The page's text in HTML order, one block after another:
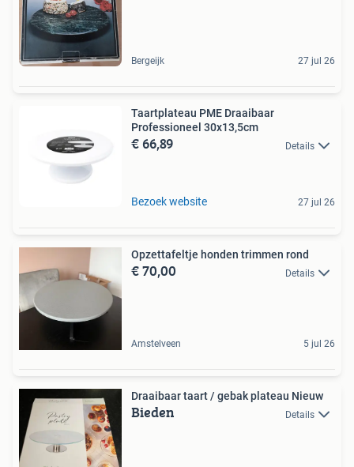
Bergeijk 27 jul 26
Taartplateau PME Draaibaar
Professioneel 30x13,5cm
€ 66,89 Details
Bezoek website 27 jul 26
Opzettafeltje honden trimmen rond
€ 70,00 Details
Amstelveen 5 jul 26
Draaibaar taart / gebak plateau Nieuw
Bieden Details